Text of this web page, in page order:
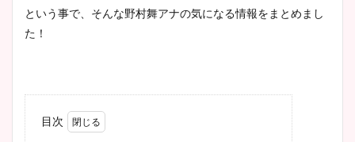
という事で、そんな野村舞アナの気になる情報をまとめまし
た！
目次